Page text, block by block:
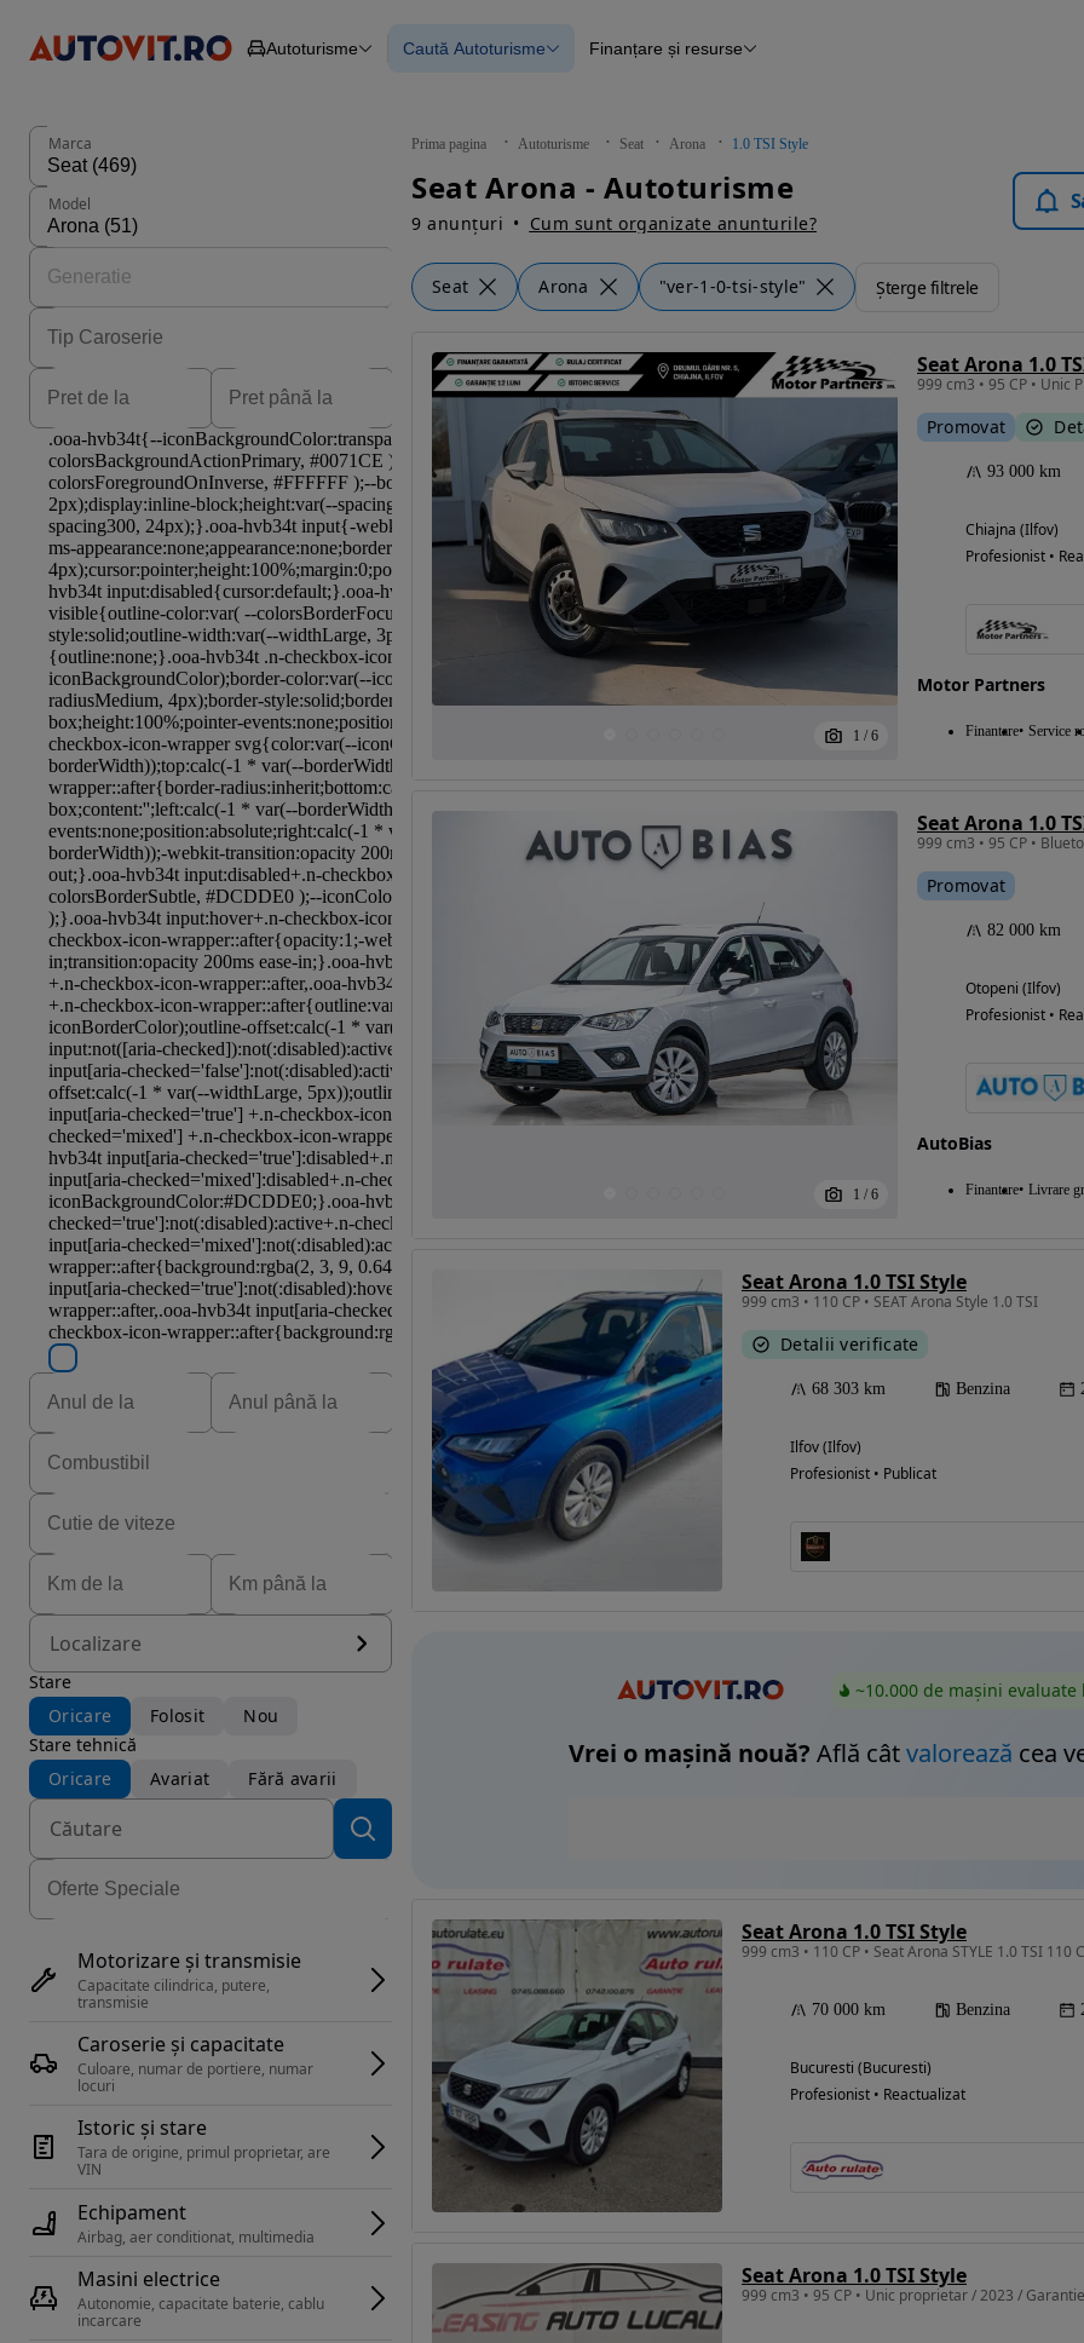
Autoturisme
Autoturisme
Mașini electrice
Mașini cu detalii verificate
Caută Autoturisme
Blog Autovit.ro
Finanțare și resurse
Prima pagina Autoturisme Seat Arona 1.0 TSI Style
Seat Arona - Autoturisme
9 anunțuri Cum sunt organizate anunturile?
Seat Arona "ver-1-0-tsi-style" Șterge filtrele
Marca
Model
Eligibil pentru
Localizare
Stare
Oricare
Folosit
Nou
Stare tehnică
Oricare
Avariat Fără avarii
Motorizare și transmisie
Capacitate cilindrica, putere,
transmisie
Caroserie și capacitate
Culoare, numar de portiere, numar
locuri
Istoric și stare
Tara de origine, primul proprietar, are
Echipament
Airbag, aer conditionat, multimedia
Masini electrice
Autonomie, capacitate baterie, cablu
1 / 6
Seat Arona 1.0
Promovat
93 000 km
Chiajna (Ilfov)
Profesionist •
Motor Partners
Finantare Service
1 / 6
Seat Arona 1.0
Promovat
82 000 km
Otopeni (Ilfov)
Profesionist •
AutoBias
Finantare Livrare
Seat Arona 1.0 TSI Style
999 cm3 • 110 CP • SEAT Arona Style 1.0 TSI
Detalii verificate
68 303 km Benzina
Ilfov (Ilfov)
Profesionist • Publicat
~10.000 de mașini evaluate
Vrei o mașină nouă? Află câtvalorează cea
Seat Arona 1.0 TSI Style
999 cm3 • 110 CP • Seat Arona STYLE 1.0 TSI
70 000 km Benzina
Bucuresti (Bucuresti)
Profesionist • Reactualizat
Seat Arona 1.0 TSI Style
999 cm3 • 95 CP • Unic proprietar / 2023 /